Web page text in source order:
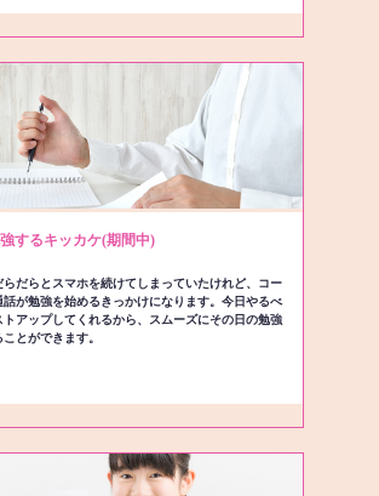
するキッカケ(期間中)
らだらとスマホを続けてしまっていたけれど、コー
話が勉強を始めるきっかけになります。今日やるべ
トアップしてくれるから、スムーズにその日の勉強
とができます。